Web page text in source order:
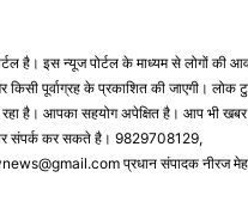
है। इस न्यूज पोर्टल के माध्यम से लोगों की
किसी पूर्वाग्रह के प्रकाशित की जाएगी। लोक
है। आपका सहयोग अपेक्षित है। आप भी खबर
संपर्क कर सकते है। 9829708129,
प्रधान संपादक नीरज